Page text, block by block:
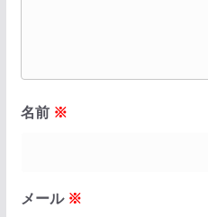
名前 ※
メール ※